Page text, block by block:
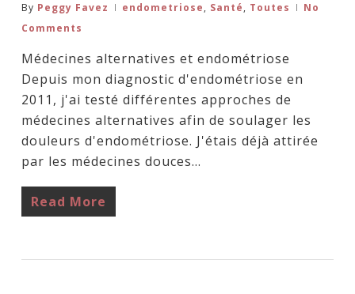
By Peggy Favez endometriose, Santé, Toutes
No
Comments
Médecines alternatives et endométriose
Depuis mon diagnostic d'endométriose en
2011, j'ai testé différentes approches de
médecines alternatives afin de soulager les
douleurs d'endométriose. J'étais déjà attirée
par les médecines douces…
Read More